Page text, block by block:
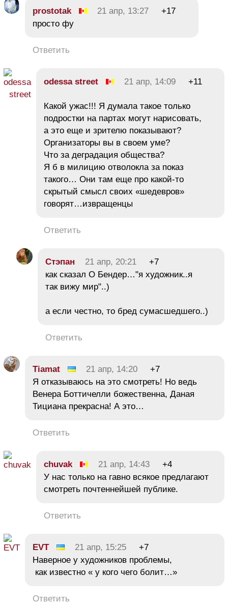
prostotak 21 апр, 13:27
+17
просто фу
Ответить
odessa street 21 апр, 14:09 +11
Какой ужас!!! Я думала такое только
подростки на партах могут нарисовать,
а это еще и зрителю показывают?
Организаторы вы в своем уме?
Что за деградация общества?
Я б в милицию отволокла за показ
такого… Они там еще про какой-то
скрытый смысл своих «шедевров»
говорят…извращенцы
Ответить
Стэпан 21 апр, 20:21
+7
как сказал О Бендер…"я художник..я
так вижу мир"..)
а если честно, то бред сумасшедшего..)
Ответить
Tiamat 21 апр, 14:20
+7
Я отказываюсь на это смотреть! Но ведь
Венера Боттичелли божественна, Даная
Тициана прекрасна! А это…
Ответить
chuvak 21 апр, 14:43
+4
У нас только на гавно всякое предлагают
смотреть почтеннейшей публике.
Ответить
EVT 21 апр, 15:25
+7
Наверное у художников проблемы,
как известно « у кого чего болит…»
Ответить